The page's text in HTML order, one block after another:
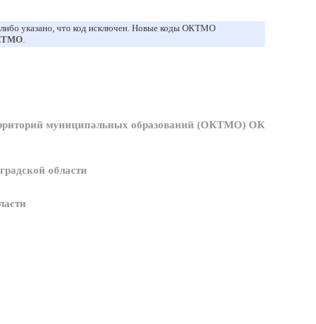
указано, что код исключен. Новые коды ОКТМО
.
муниципальных образований (ОКТМО) ОК
области